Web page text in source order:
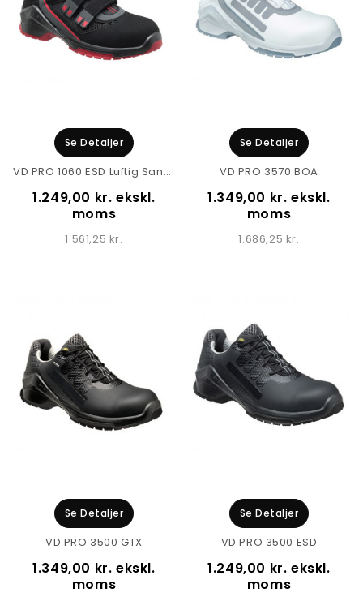
Se Detaljer
VD PRO 1060 ESD Luftig Sandal
1.249,00 kr. ekskl.
moms
1.561,25 kr.
Se Detaljer
VD PRO 3570 BOA
1.349,00 kr. ekskl.
moms
1.686,25 kr.
Se Detaljer
VD PRO 3500 GTX
1.349,00 kr. ekskl.
moms
Se Detaljer
VD PRO 3500 ESD
1.249,00 kr. ekskl.
moms